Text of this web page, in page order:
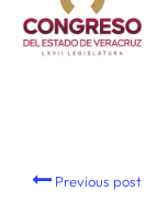
Previous post